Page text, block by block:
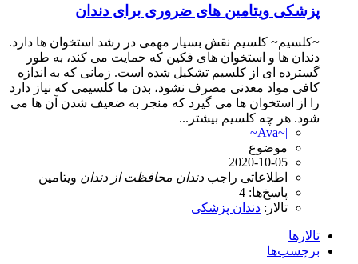
پزشکی ویتامین های ضروری برای دندان
~کلسیم~ کلسیم نقش بسیار مهمی در رشد استخوان ها دارد.
دندان ها و استخوان های فکین که حمایت می کند، به طور
گسترده ای از کلسیم تشکیل شده است. زمانی که به اندازه
کافی مواد معدنی مصرف نشود، بدن ما کلسیمی که نیاز دارد
را از استخوان ها می گیرد که منجر به ضعیف شدن آن ها می
شود. هر چه کلسیم بیشتر...
|~Ava~|
موضوع
2020-10-05
اطلاعاتی راجب دندان محافظت از دندان ویتامین
پاسخ‌ها: 4
تالار: دندان پزشکی
تالارها
برچسب‌ها